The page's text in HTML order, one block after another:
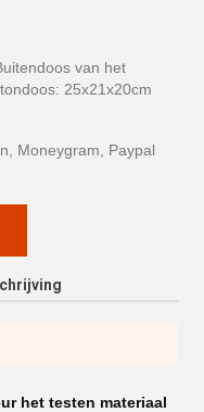
van het
25x21x20cm
Moneygram, Paypal
het testen materiaal